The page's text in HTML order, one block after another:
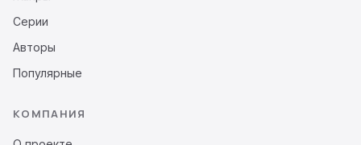
Серии
Авторы
Популярные
КОМПАНИЯ